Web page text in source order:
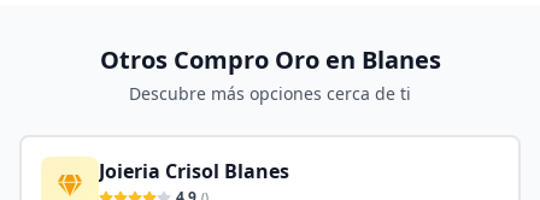
Otros Compro Oro en Blanes
Descubre más opciones cerca de ti
Joieria Crisol Blanes